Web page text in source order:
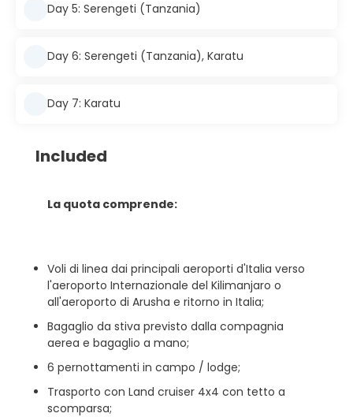
Day 5: Serengeti (Tanzania)
Day 6: Serengeti (Tanzania), Karatu
Day 7: Karatu
Included
La quota comprende:
Voli di linea dai principali aeroporti d'Italia verso
l'aeroporto Internazionale del Kilimanjaro o
all'aeroporto di Arusha e ritorno in Italia;
Bagaglio da stiva previsto dalla compagnia
aerea e bagaglio a mano;
6 pernottamenti in campo / lodge;
Trasporto con Land cruiser 4x4 con tetto a
scomparsa;